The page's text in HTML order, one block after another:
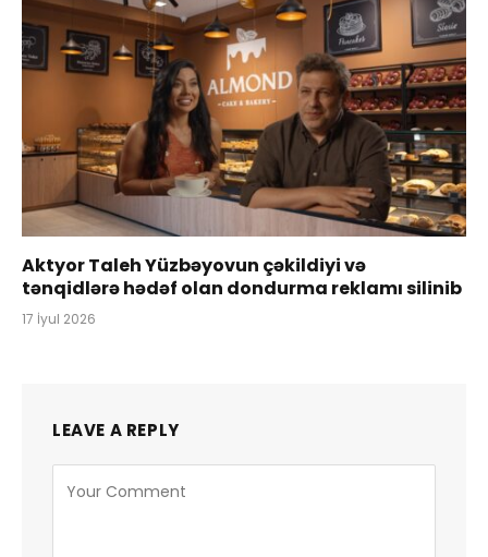
Aktyor Taleh Yüzbəyovun çəkildiyi və
tənqidlərə hədəf olan dondurma reklamı silinib
17 İyul 2026
LEAVE A REPLY